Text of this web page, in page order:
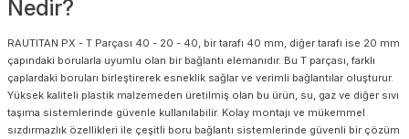
Nedir?
RAUTITAN PX - T Parçası 40 - 20 - 40, bir tarafı 40 mm, diğer tarafı ise 20 mm
çapındaki borularla uyumlu olan bir bağlantı elemanıdır. Bu T parçası, farklı
çaplardaki boruları birleştirerek esneklik sağlar ve verimli bağlantılar oluşturur.
Yüksek kaliteli plastik malzemeden üretilmiş olan bu ürün, su, gaz ve diğer sıvı
taşıma sistemlerinde güvenle kullanılabilir. Kolay montajı ve mükemmel
sızdırmazlık özellikleri ile çeşitli boru bağlantı sistemlerinde güvenli bir çözüm